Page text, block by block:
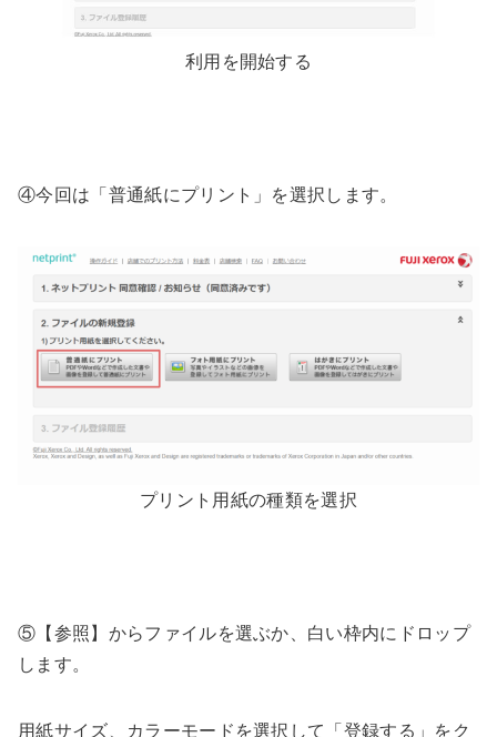
利用を開始する
④今回は「普通紙にプリント」を選択します。
プリント用紙の種類を選択
⑤【参照】からファイルを選ぶか、白い枠内にドロップ
します。
用紙サイズ、カラーモードを選択して「登録する」をク